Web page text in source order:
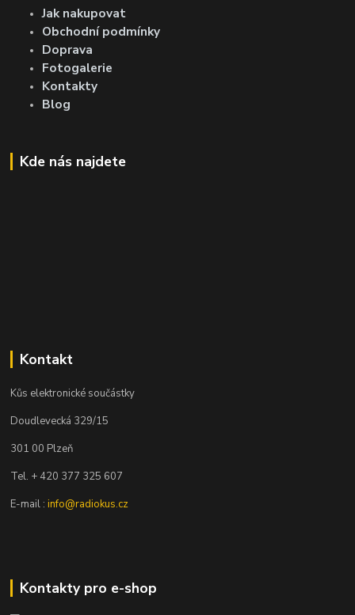
Jak nakupovat
Obchodní podmínky
Doprava
Fotogalerie
Kontakty
Blog
Kde nás najdete
Kontakt
Kůs elektronické součástky
Doudlevecká 329/15
301 00 Plzeň
Tel. + 420 377 325 607
E-mail :info@radiokus.cz
Kontakty pro e-shop